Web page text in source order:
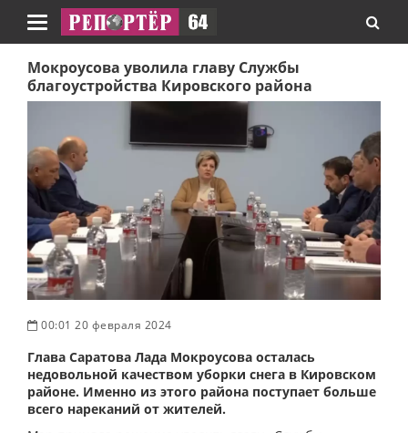
Навигация
Мокроусова уволила главу Службы
благоустройства Кировского района
00:01 20 февраля 2024
Глава Саратова Лада Мокроусова осталась
недовольной качеством уборки снега в Кировском
районе. Именно из этого района поступает больше
всего нареканий от жителей.